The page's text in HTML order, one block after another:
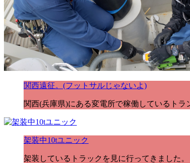
関西遠征。(フットサルじゃないよ)
関西(兵庫県)にある変電所で稼働しているト
架装中10tユニック
架装しているトラックを見に行ってきました